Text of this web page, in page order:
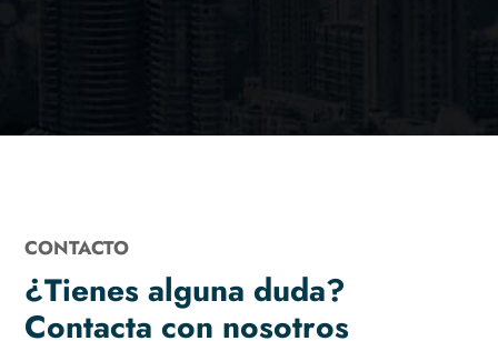
CONTACTO
¿Tienes alguna duda?
Contacta con nosotros